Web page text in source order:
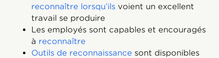
reconnaître lorsqu’ils voient un excellent
travail se produire
Les employés sont capables et encouragés
à reconnaître
Outils de reconnaissance sont disponibles